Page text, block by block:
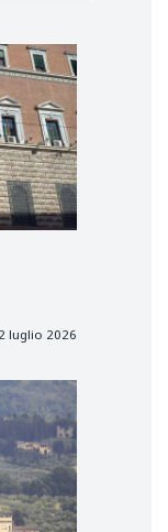
luglio 2026